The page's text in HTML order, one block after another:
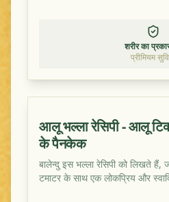
शरीर का
प्रीमियम
आलू भल्ला रेसिपी - आलू
के पैनकेक
बालेन्दु इस भल्ला रेसिपी को लिखते
टमाटर के साथ एक लोकप्रिय और